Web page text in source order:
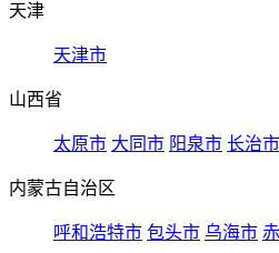
天津
天津市
山西省
太原市 大同市 阳泉市 长治市
内蒙古自治区
呼和浩特市 包头市 乌海市